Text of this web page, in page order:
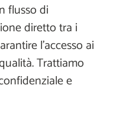
flusso di
diretto tra i
l'accesso ai
Trattiamo
e